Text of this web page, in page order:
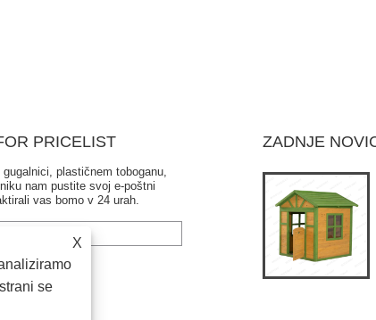
PRICELIST
plastičnem toboganu,
nam pustite svoj e-poštni
vas bomo v 24 urah.
ZADNJE
gugalnik varen?
12
otroci igrajo na gugalnici na prostem, je
težava varnost. Seveda pa je najbolje, da se pri
zunanje gugalnice ne gugamo pre......
X
se